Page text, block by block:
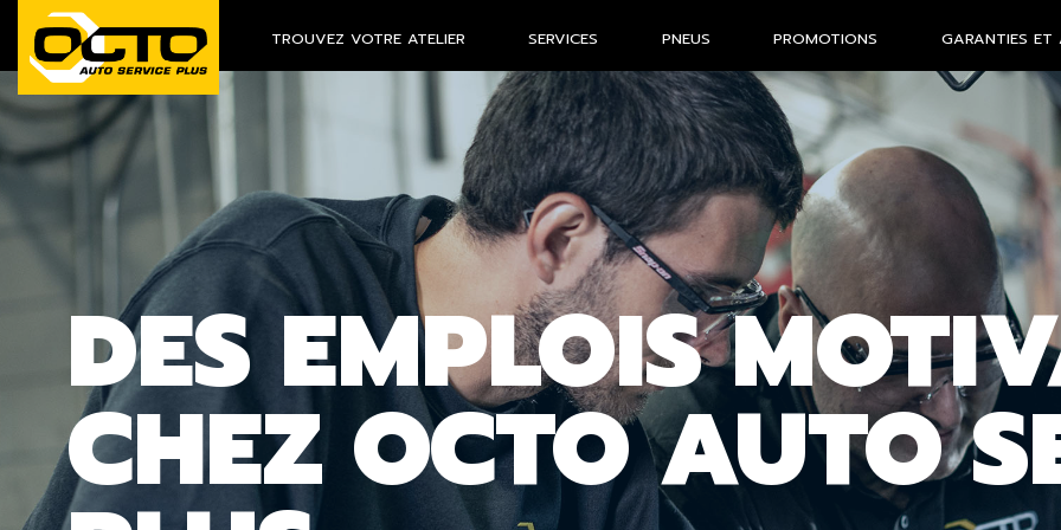
TROUVEZ VOTRE ATELIER SERVICES PNEUS PROMOTIONS GARANTIES ET
DES EMPLOIS
CHEZ OCTO AUTO